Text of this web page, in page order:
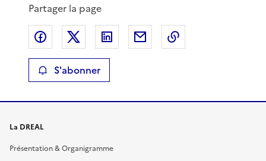
Partager la page
Partager sur Facebook
Partager sur XPartager sur LinkedIn
Partager par email
S'abonner
La DREAL
Présentation & Organigramme